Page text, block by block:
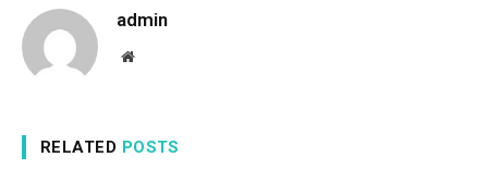
admin
Website
RELATED POSTS